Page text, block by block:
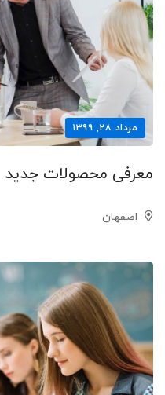
مرداد ۲۸, ۱۳۹۹
معرفی محصولات جدید
اصفهان